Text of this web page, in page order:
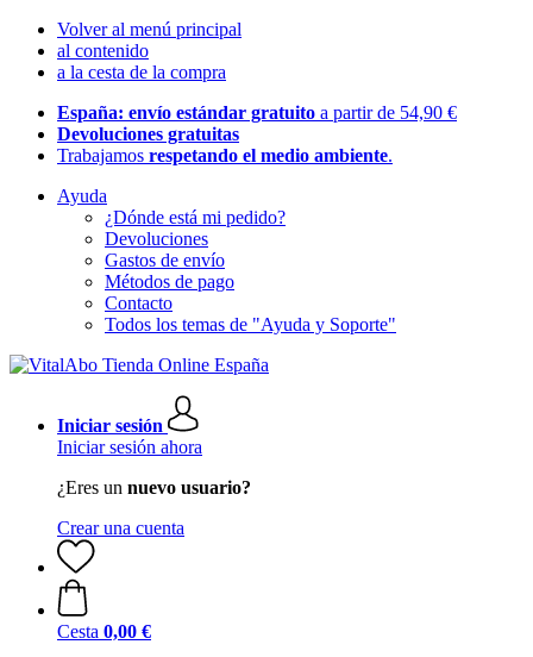
Volver al menú principal
al contenido
a la cesta de la compra
España: envío estándar gratuito a partir de 54,90 €
Devoluciones gratuitas
Trabajamos respetando el medio ambiente.
Ayuda
¿Dónde está mi pedido?
Devoluciones
Gastos de envío
Métodos de pago
Contacto
Todos los temas de "Ayuda y Soporte"
Iniciar sesión
Iniciar sesión ahora
¿Eres un nuevo usuario?
Crear una cuenta
Cesta 0,00 €